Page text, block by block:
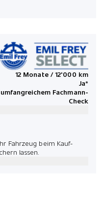
12 Monate / 12'000 km
Ja*
Fachmann-
Check
Fahrzeug beim Kauf-
lassen.